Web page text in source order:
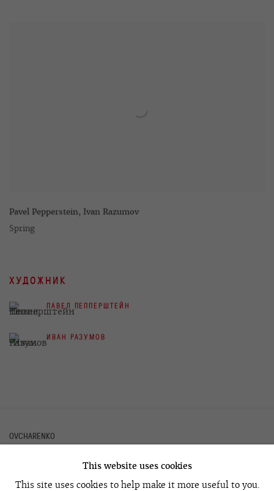
Pavel Pepperstein, Ivan Razumov
Spring
ХУДОЖНИК
ПАВЕЛ ПЕППЕРШТЕЙН
ИВАН РАЗУМОВ
OVCHARENKO
art@ovcharenko.art
This website uses cookies
This site uses cookies to help make it more useful to you.